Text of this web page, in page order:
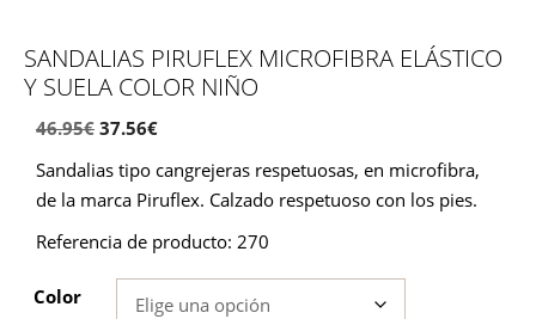
SANDALIAS PIRUFLEX MICROFIBRA ELÁSTICO
Y SUELA COLOR NIÑO
46.95€ El
original
46.95€.
37.56€El
actual
37.56€.
Sandalias tipo cangrejeras respetuosas, en microfibra,
de la marca Piruflex. Calzado respetuoso con los pies.
Referencia de producto: 270
Color